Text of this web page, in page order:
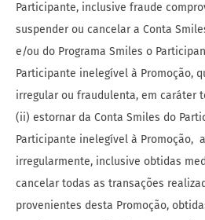
Participante, inclusive fraude
suspender ou cancelar a Conta
e/ou do Programa Smiles o
Participante inelegível à Promoção,
irregular ou fraudulenta, em caráter
(ii) estornar da Conta Smiles do
Participante inelegível à Promoção,
irregularmente, inclusive obtidas
cancelar todas as transações
provenientes desta Promoção,